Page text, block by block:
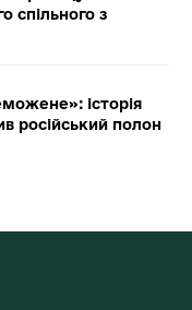
спільного з
історія
російський полон